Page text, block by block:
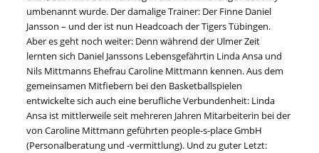
umbenannt wurde. Der damalige Trainer: Der Finne Daniel
Jansson – und der ist nun Headcoach der Tigers Tübingen.
Aber es geht noch weiter: Denn während der Ulmer Zeit
lernten sich Daniel Janssons Lebensgefährtin Linda Ansa und
Nils Mittmanns Ehefrau Caroline Mittmann kennen. Aus dem
gemeinsamen Mitfiebern bei den Basketballspielen
entwickelte sich auch eine berufliche Verbundenheit: Linda
Ansa ist mittlerweile seit mehreren Jahren Mitarbeiterin bei der
von Caroline Mittmann geführten ‪people-s-place GmbH
(Personalberatung und -vermittlung). Und zu guter Letzt: